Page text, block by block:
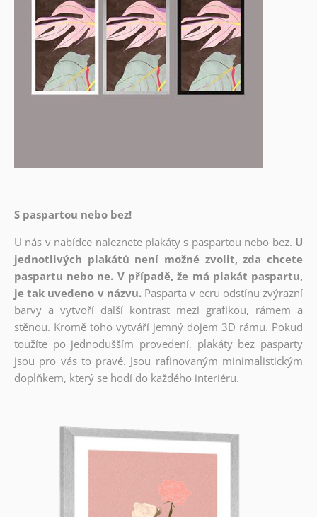
S paspartou nebo bez!
U nás v nabídce naleznete plakáty s paspartou nebo bez. U
jednotlivých plakátů není možné zvolit, zda chcete
paspartu nebo ne. V případě, že má plakát paspartu,
je tak uvedeno v názvu. Pasparta v ecru odstínu zvýrazní
barvy a vytvoří další kontrast mezi grafikou, rámem a
stěnou. Kromě toho vytváří jemný dojem 3D rámu. Pokud
toužíte po jednodušším provedení, plakáty bez pasparty
jsou pro vás to pravé. Jsou rafinovaným minimalistickým
doplňkem, který se hodí do každého interiéru.